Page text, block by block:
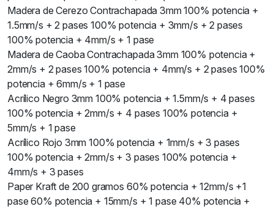
Madera de Cerezo Contrachapada 3mm 100% potencia +
1.5mm/s + 2 pases 100% potencia + 3mm/s + 2 pases
100% potencia + 4mm/s + 1 pase
Madera de Caoba Contrachapada 3mm 100% potencia +
2mm/s + 2 pases 100% potencia + 4mm/s + 2 pases 100%
potencia + 6mm/s + 1 pase
Acrílico Negro 3mm 100% potencia + 1.5mm/s + 4 pases
100% potencia + 2mm/s + 4 pases 100% potencia +
5mm/s + 1 pase
Acrílico Rojo 3mm 100% potencia + 1mm/s + 3 pases
100% potencia + 2mm/s + 3 pases 100% potencia +
4mm/s + 3 pases
Paper Kraft de 200 gramos 60% potencia + 12mm/s +1
pase 60% potencia + 15mm/s + 1 pase 40% potencia +